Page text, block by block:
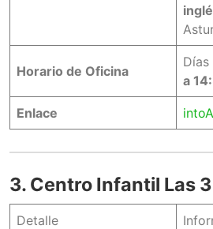
Horario de Oficina
a
Enlace
3. Centro Infantil Las
Detalle